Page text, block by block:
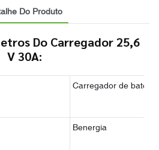
Do Produto
Do Carregador 25,6
V 30A:
Carregador de
Benergia